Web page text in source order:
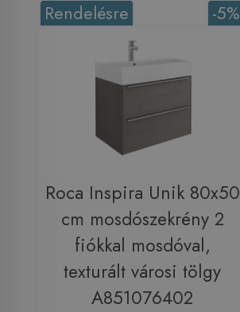
-5%
Rendelésre
Roca Inspira Unik 80x50
cm mosdószekrény 2
fiókkal mosdóval,
texturált városi tölgy
A851076402